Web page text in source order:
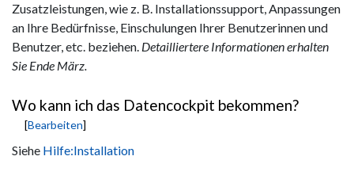
Zusatzleistungen, wie z. B. Installationssupport, Anpassungen
an Ihre Bedürfnisse, Einschulungen Ihrer Benutzerinnen und
Benutzer, etc. beziehen. Detailliertere Informationen erhalten
Sie Ende März.
Wo kann ich das Datencockpit bekommen?
[Bearbeiten]
Siehe Hilfe:Installation